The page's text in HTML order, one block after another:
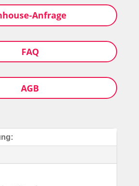
Anfrage
FAQ
AGB
Bildungslotse des Bildungswerks
Ich helfe dir bei Fragen zu